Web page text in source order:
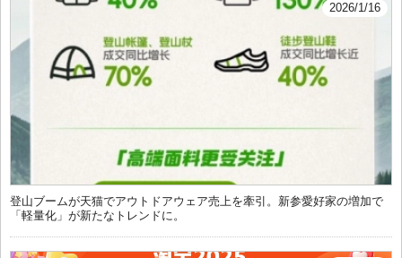
2026/1/16
登山ブームが天猫でアウトドアウェア売上を牽引。新参愛好家の増加で
「軽量化」が新たなトレンドに。